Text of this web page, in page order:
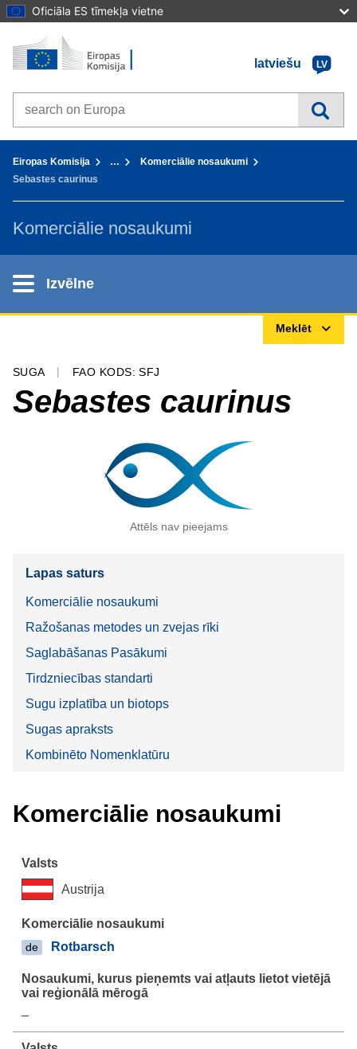
Oficiāla ES tīmekļa vietne
Uz saturu
Sākums - Eiropas Komisija
latviešu
LV
Search on Europa websites
Eiropas Komisija …
Komerciālie nosaukumi
Sebastes caurinus
Komerciālie nosaukumi
Izvēlne
Meklēt
SUGA FAO KODS: SFJ
Sebastes caurinus
Attēls nav pieejams
Lapas saturs
Komerciālie nosaukumi
Ražošanas metodes un zvejas rīki
Saglabāšanas Pasākumi
Tirdzniecības standarti
Sugu izplatība un biotops
Sugas apraksts
Kombinēto Nomenklatūru
Komerciālie nosaukumi
Austrija
de Rotbarsch
–